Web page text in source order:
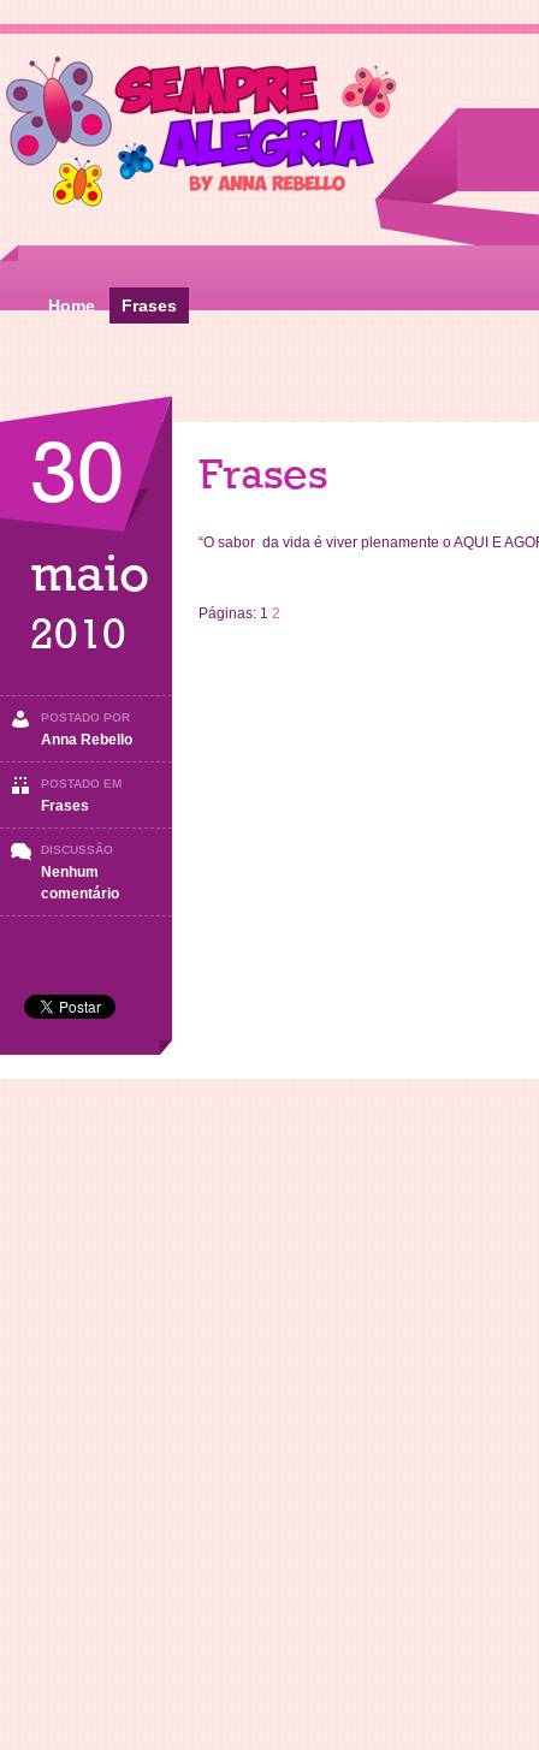
Home Frases
30
maio
2010
POSTADO POR
Anna Rebello
POSTADO EM
Frases
DISCUSSÃO
Nenhum
comentárioem
Frases
Frases
“O sabor da vida é viver plenamente o AQUI E
Páginas: 1 2